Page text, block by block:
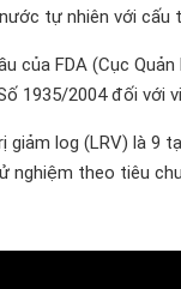
tự nhiên với cấu
của FDA (Cục
1935/2004 đối
log (LRV) là 9
theo tiêu